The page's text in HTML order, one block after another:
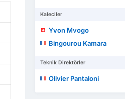
Kaleciler
Yvon Mvogo
Bingourou Kamara
Teknik Direktörler
Olivier Pantaloni